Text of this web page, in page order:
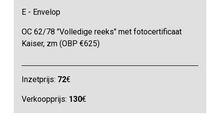
E - Envelop
OC 62/78 "Volledige reeks" met fotocertificaat
Kaiser, zm (OBP €625)
Inzetprijs: 72€
Verkoopprijs: 130€